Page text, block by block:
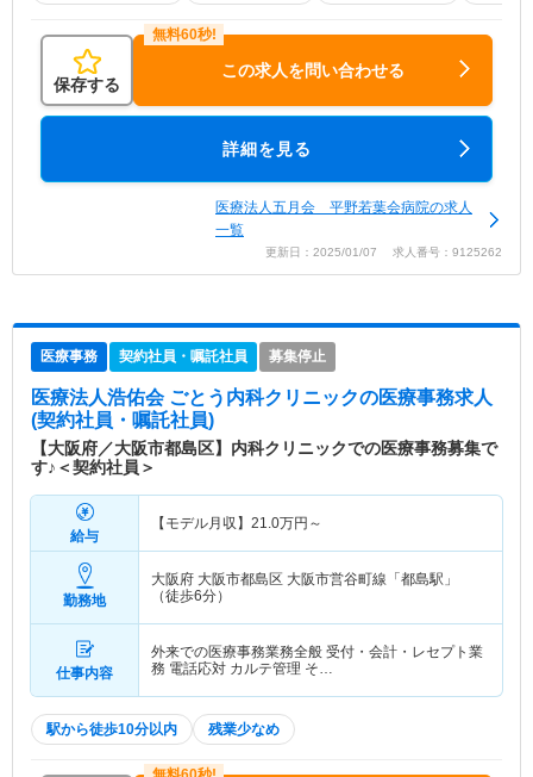
保存する
この求人を問い合わせる
詳細を見る
医療法人五月会 平野若葉会病院の求人
一覧
更新日：2025/01/07 求人番号：9125262
医療事務 契約社員・嘱託社員 募集停止
医療法人浩佑会 ごとう内科クリニックの医療事務求人
(契約社員・嘱託社員)
【大阪府／大阪市都島区】内科クリニックでの医療事務募集で
す♪＜契約社員＞
給与
【モデル月収】 21.0万円～
勤務地
大阪府 大阪市都島区 大阪市営谷町線「都島駅」
（徒歩6分）
仕事内容
外来での医療事務業務全般 受付・会計・レセプト業
務 電話応対 カルテ管理 そ…
駅から徒歩10分以内 残業少なめ